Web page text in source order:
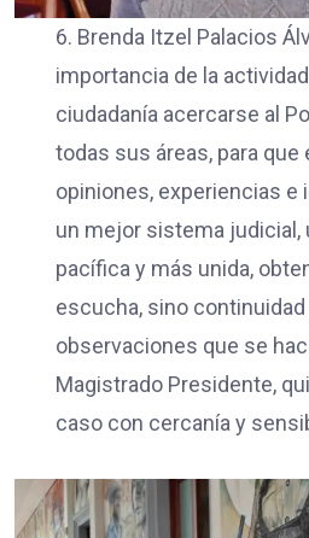
6. Brenda Itzel Palacios
importancia de la
ciudadanía acercarse al
todas sus áreas, para que
opiniones, experiencias e
un mejor sistema judicial,
pacífica y más unida,
escucha, sino continuidad
observaciones que se
Magistrado Presidente,
caso con cercanía y